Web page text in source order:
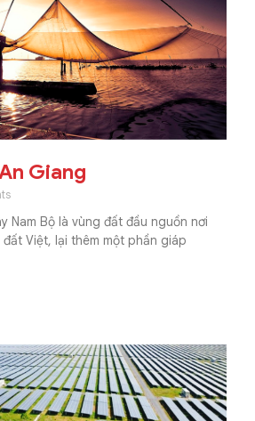
Giang
Nam Bộ là vùng đất đầu nguồn nơi
Việt, lại thêm một phần giáp